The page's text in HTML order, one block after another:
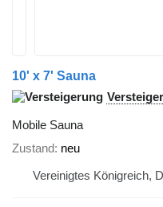
10' x 7' Sauna
Mobile Sauna
Zustand neu
Vereinigtes Königreich,